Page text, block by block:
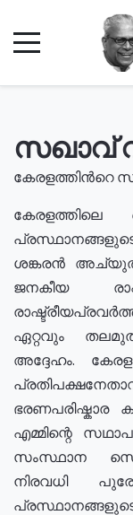
സഖാവ്
കേരളത്തിൻറെ
കേരളത്തിലെ
ശങ്കരൻ
ജനകീയ
ഏറ്റവും
അദ്ദേഹം.
എമ്മിന്റെ
സംസ്ഥാന
നിരവധി